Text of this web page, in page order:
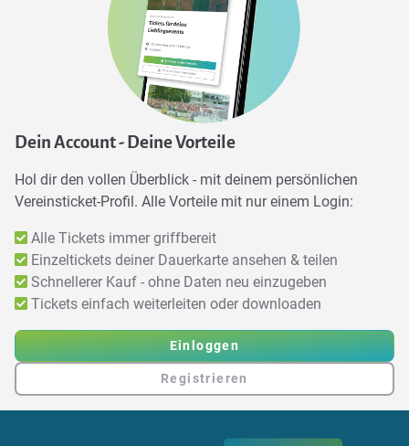
Dein Account - Deine Vorteile
Hol dir den vollen Überblick - mit deinem persönlichen
Vereinsticket-Profil. Alle Vorteile mit nur einem Login:
Alle Tickets immer griffbereit
Einzeltickets deiner Dauerkarte ansehen & teilen
Schnellerer Kauf - ohne Daten neu einzugeben
Tickets einfach weiterleiten oder downloaden
Einloggen
Registrieren